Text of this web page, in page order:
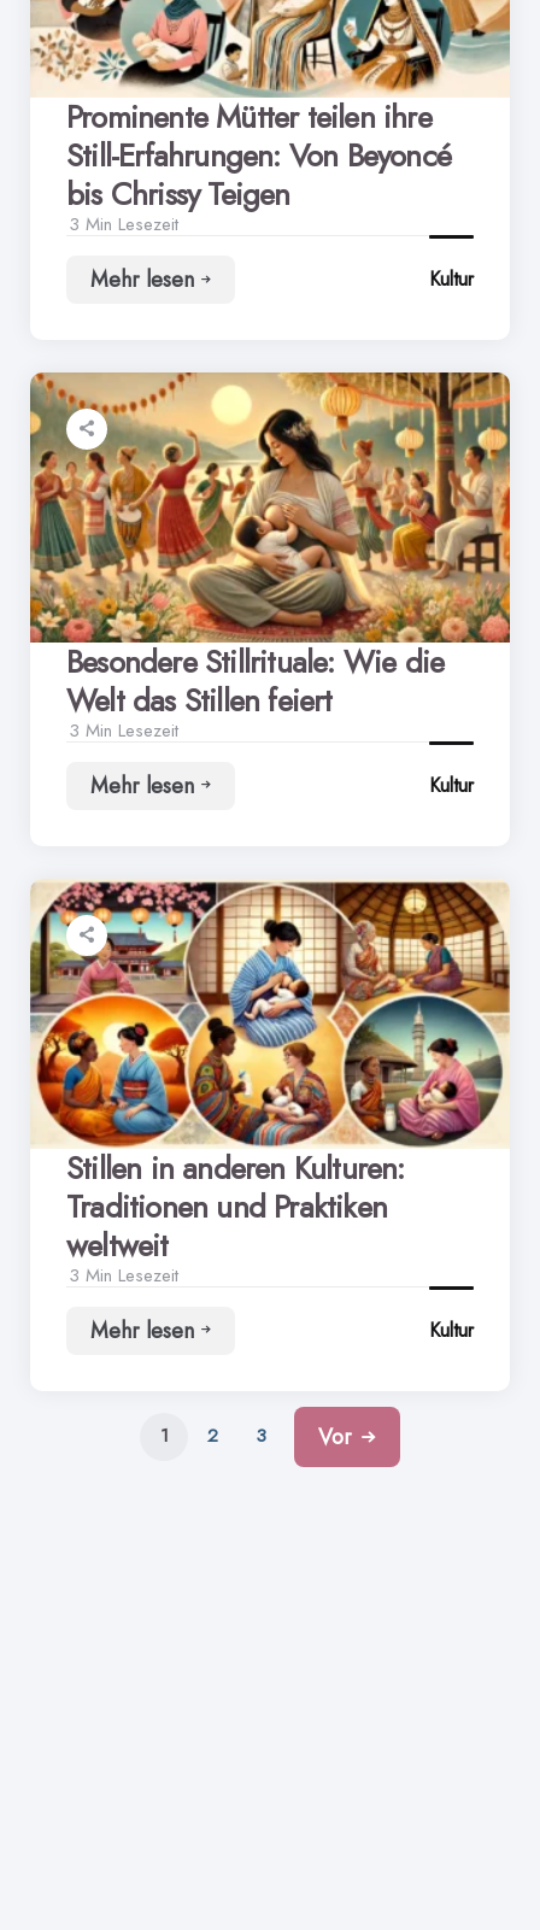
zur
modernen
Malerei
Prominente Mütter teilen ihre
Still-Erfahrungen: Von Beyoncé
bis Chrissy Teigen
3 Min Lesezeit
Mehr lesenProminente
Still-
Erfahrungen:
Von
Beyoncé
bis
Chrissy
Teigen
Kultur
Besondere Stillrituale: Wie die
Welt das Stillen feiert
3 Min Lesezeit
Mehr lesen
Besondere
Welt
das
Stillen
feiert
Kultur
Stillen in anderen Kulturen:
Traditionen und Praktiken
weltweit
3 Min Lesezeit
Mehr lesen
Stillen
Traditionen
Kultur
1 2 3 Vor